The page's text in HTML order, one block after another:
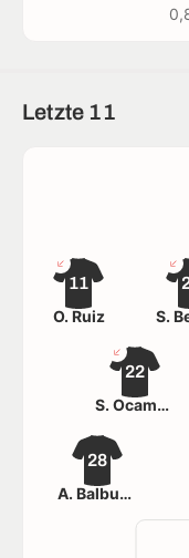
Letzte 11
28
A. Balbuena
22
S. Ocampos
11
Ó. Ruiz
S.